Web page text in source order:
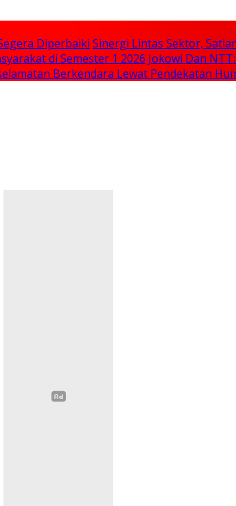
Diperbaiki Sinergi Lintas Sektor,
di Semester 1 2026 Jokowi Dan
Berkendara Lewat Pendekatan